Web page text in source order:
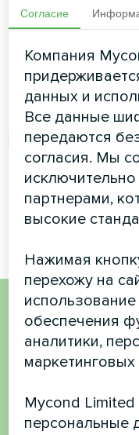
BeeHeat
Частный
Термостат для
Mycond ORB Fan с
Хотите
есть
Свяжитесь с
Согласие
Компания
данных и
Все данные
передаются
согласия. Мы
партнерами,
высокие
Нажимая
перехожу на
обеспечения
аналитики,
маркетинговых
Mycond
персональные